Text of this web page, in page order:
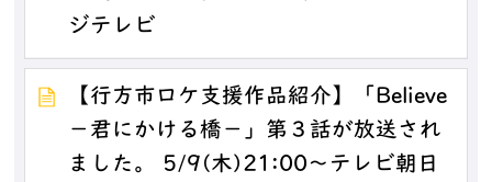
ジテレビ
【行方市ロケ支援作品紹介】「Believe
－君にかける橋－」第３話が放送され
ました。 5/9(木)21:00～テレビ朝日